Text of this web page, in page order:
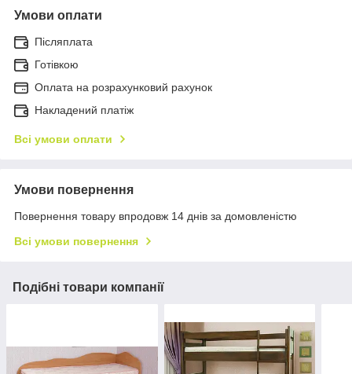
Умови оплати
Післяплата
Готівкою
Оплата на розрахунковий рахунок
Накладений платіж
Всі умови оплати
Умови повернення
Повернення товару впродовж 14 днів за домовленістю
Всі умови повернення
Подібні товари компанії